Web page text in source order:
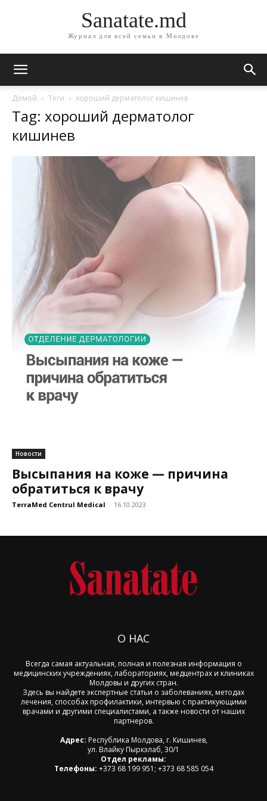
Sanatate.md
Журнал для всей семьи в Молдове
Домой Теги хороший дерматолог кишинев
Tag: хороший дерматолог
кишинев
Новости
Высыпания на коже — причина
обратиться к врачу
TerraMed Centrul Medical - 16.10.2023
О НАС
Всегда самая актуальная, полная и полезная информация о
медицинских учреждениях, лабораториях, медцентрах и клиниках
Молдовы и других стран.
Здесь вы найдете экспертные статьи о заболеваниях, методах
лечения, способах профилактики, интервью с практикующими
врачами и другими специалистами, а также новости от наших
партнеров.
Адрес: Республика Молдова, г. Кишинев,
ул. Влайку Пыркэлаб, 30/1
Отдел рекламы:
Телефоны: +373 68 199 951; +373 68 585 054